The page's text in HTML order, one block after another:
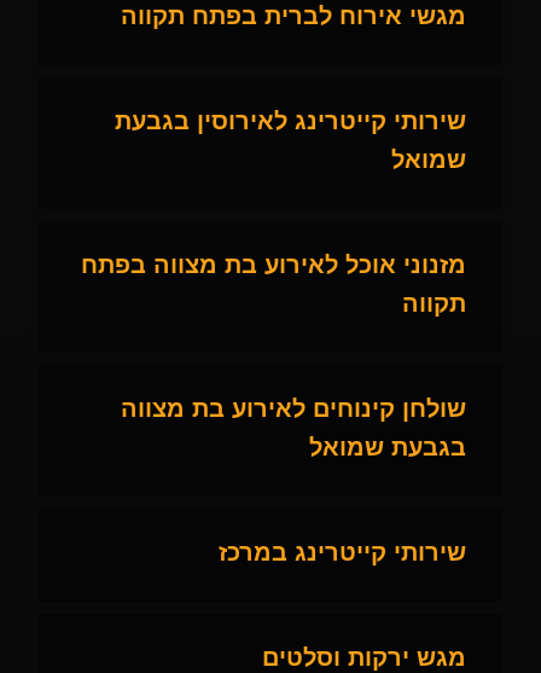
מגשי אירוח לברית בפתח תקווה
שירותי קייטרינג לאירוסין בגבעת
שמואל
מזנוני אוכל לאירוע בת מצווה בפתח
תקווה
שולחן קינוחים לאירוע בת מצווה
בגבעת שמואל
שירותי קייטרינג במרכז
מגש ירקות וסלטים